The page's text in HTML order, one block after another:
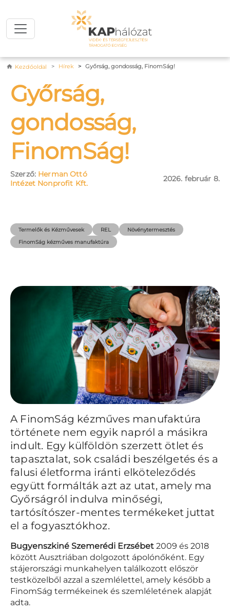
Morzsa
Kezdőoldal Hírek Győrság, gondosság, FinomSág!
Győrság,
gondosság,
FinomSág!
Szerző: Herman Ottó
Intézet Nonprofit Kft.
2026. február 8.
Termelők és Kézművesek REL
Növénytermesztés
FinomSág kézműves manufaktúra
A FinomSág kézműves manufaktúra
története nem egyik napról a másikra
indult. Egy külföldön szerzett ötlet és
tapasztalat, sok családi beszélgetés és a
falusi életforma iránti elköteleződés
együtt formálták azt az utat, amely ma
Győrságról indulva minőségi,
tartósítószer-mentes termékeket juttat
el a fogyasztókhoz.
Bugyenszkiné Szemerédi Erzsébet 2009 és 2018
között Ausztriában dolgozott ápolónőként. Egy
stájerországi munkahelyen találkozott először
testközelből azzal a szemlélettel, amely később a
FinomSág termékeinek és szemléletének alapját
adta.